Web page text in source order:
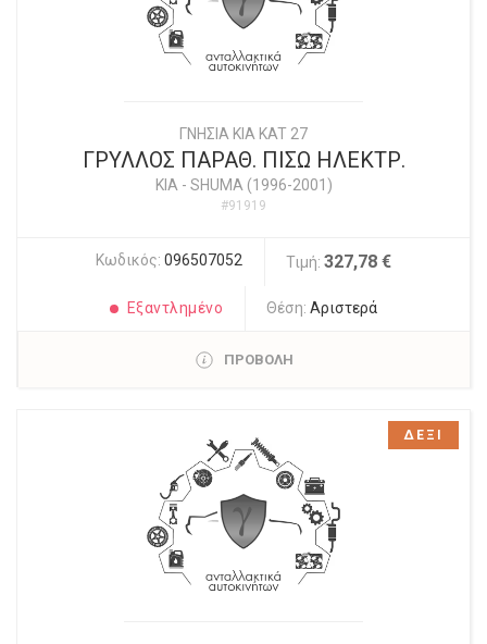
ΓΝΗΣΙΑ KIA KAT 27
ΓΡΥΛΛΟΣ ΠΑΡΑΘ. ΠΙΣΩ ΗΛΕΚΤΡ.
KIA - SHUMA (1996-2001)
#91919
Κωδικός: 096507052 Τιμή: 327,78 €
Εξαντλημένο Θέση:Αριστερά
ΠΡΟΒΟΛΗ
ΔΕΞΙ